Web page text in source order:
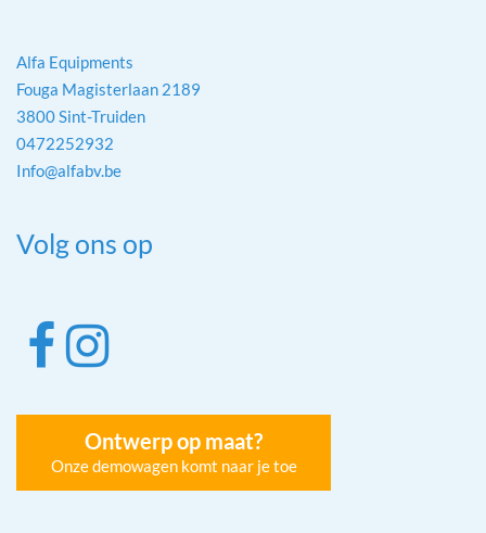
Alfa Equipments
Fouga Magisterlaan 2189
3800 Sint-Truiden
0472252932
Info@alfabv.be
Volg ons op
Ontwerp op maat?
Onze demowagen komt naar je toe